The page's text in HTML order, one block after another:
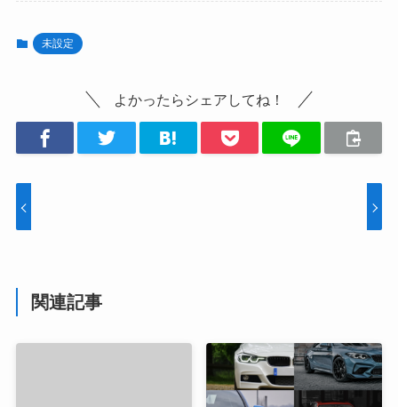
未設定
よかったらシェアしてね！
関連記事